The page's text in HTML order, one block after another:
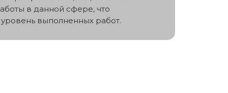
в данной сфере, что
выполненных работ.